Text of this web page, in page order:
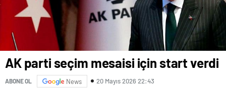
AK parti seçim mesaisi için start verdi
ABONE OL News 20 Mayıs 2026 22:43